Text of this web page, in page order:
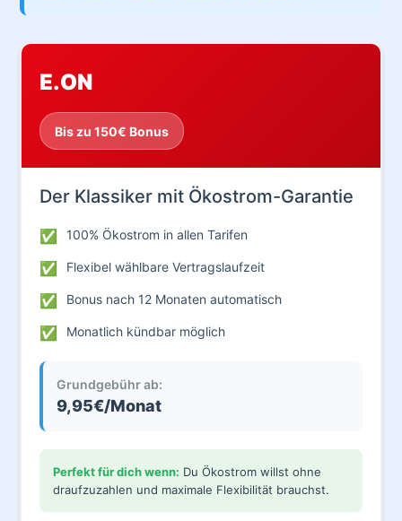
E.ON
Bis zu 150€ Bonus
Der Klassiker mit Ökostrom-Garantie
✅ 100% Ökostrom in allen Tarifen
✅ Flexibel wählbare Vertragslaufzeit
✅ Bonus nach 12 Monaten automatisch
✅ Monatlich kündbar möglich
Grundgebühr ab:
9,95€/Monat
Perfekt für dich wenn: Du Ökostrom willst ohne
draufzuzahlen und maximale Flexibilität brauchst.